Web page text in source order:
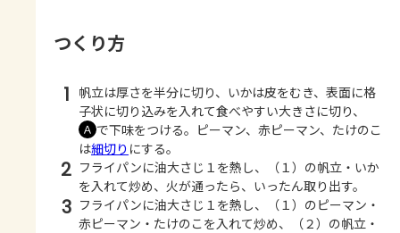
つくり方
1 帆立は厚さを半分に切り、いかは皮をむき、表面に格
子状に切り込みを入れて食べやすい大きさに切り、
Ａ で下味をつける。ピーマン、赤ピーマン、たけのこ
は細切り にする。
2 フライパンに油大さじ１を熱し、（１）の帆立・いか
を入れて炒め、火が通ったら、いったん取り出す。
3 フライパンに油大さじ１を熱し、（１）のピーマン・
赤ピーマン・たけのこを入れて炒め、（２）の帆立・